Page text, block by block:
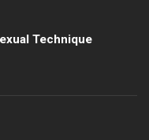
Technique